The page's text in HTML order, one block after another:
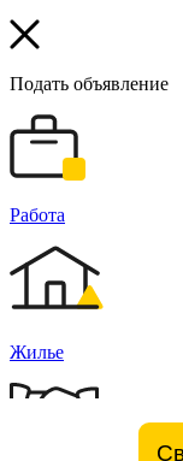
Подать объявление
Работа
Жилье